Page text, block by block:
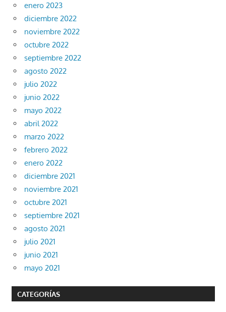
enero 2023
diciembre 2022
noviembre 2022
octubre 2022
septiembre 2022
agosto 2022
julio 2022
junio 2022
mayo 2022
abril 2022
marzo 2022
febrero 2022
enero 2022
diciembre 2021
noviembre 2021
octubre 2021
septiembre 2021
agosto 2021
julio 2021
junio 2021
mayo 2021
CATEGORÍAS